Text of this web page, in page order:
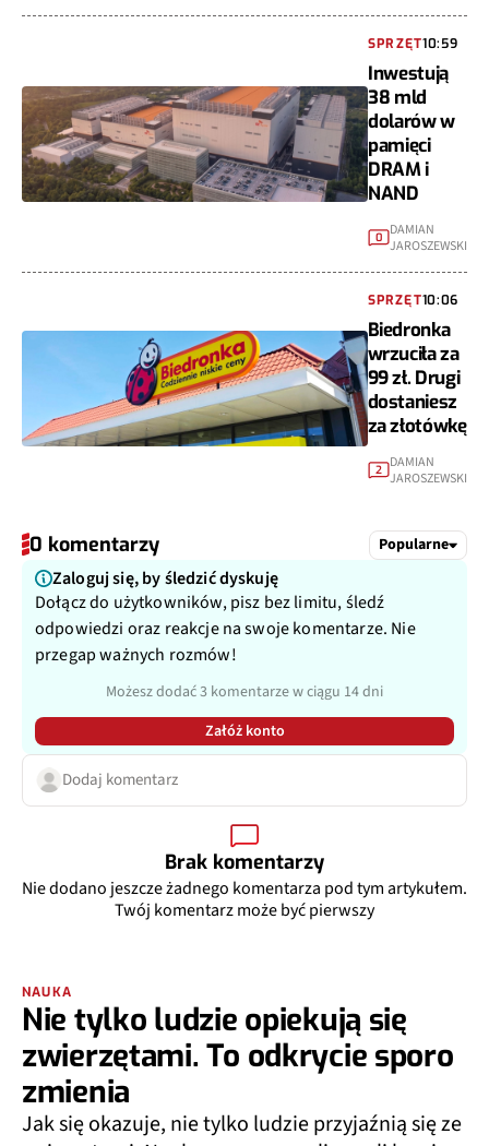
SPRZĘT10:59
Inwestują
38 mld
dolarów w
pamięci
DRAM i
NAND
0
DAMIAN
JAROSZEWSKI
SPRZĘT10:06
Biedronka
wrzuciła za
99 zł. Drugi
dostaniesz
za złotówkę
2 DAMIAN
JAROSZEWSKI
0 komentarzy Popularne
Zaloguj się, by śledzić dyskuję
Dołącz do użytkowników, pisz bez limitu, śledź
odpowiedzi oraz reakcje na swoje komentarze. Nie
przegap ważnych rozmów!
Możesz dodać 3 komentarze w ciągu 14 dni
Załóż konto
Dodaj komentarz
Brak komentarzy
Nie dodano jeszcze żadnego komentarza pod tym artykułem.
Twój komentarz może być pierwszy
NAUKA
Nie tylko ludzie opiekują się
zwierzętami. To odkrycie sporo
zmienia
Jak się okazuje, nie tylko ludzie przyjaźnią się ze